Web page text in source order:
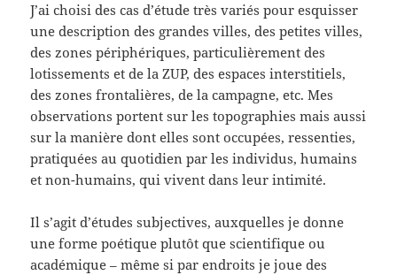
J’ai choisi des cas d’étude très variés pour esquisser
une description des grandes villes, des petites villes,
des zones périphériques, particulièrement des
lotissements et de la ZUP, des espaces interstitiels,
des zones frontalières, de la campagne, etc. Mes
observations portent sur les topographies mais aussi
sur la manière dont elles sont occupées, ressenties,
pratiquées au quotidien par les individus, humains
et non-humains, qui vivent dans leur intimité.
Il s’agit d’études subjectives, auxquelles je donne
une forme poétique plutôt que scientifique ou
académique – même si par endroits je joue des